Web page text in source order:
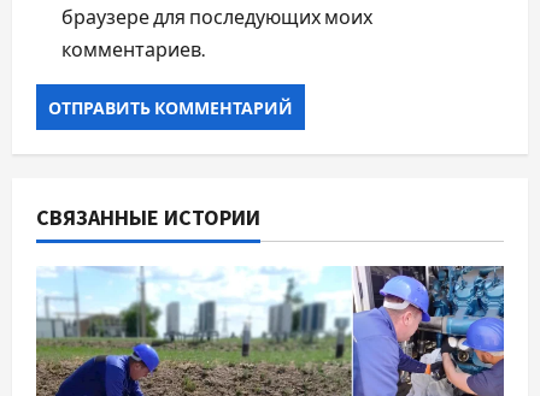
браузере для последующих моих
комментариев.
СВЯЗАННЫЕ ИСТОРИИ